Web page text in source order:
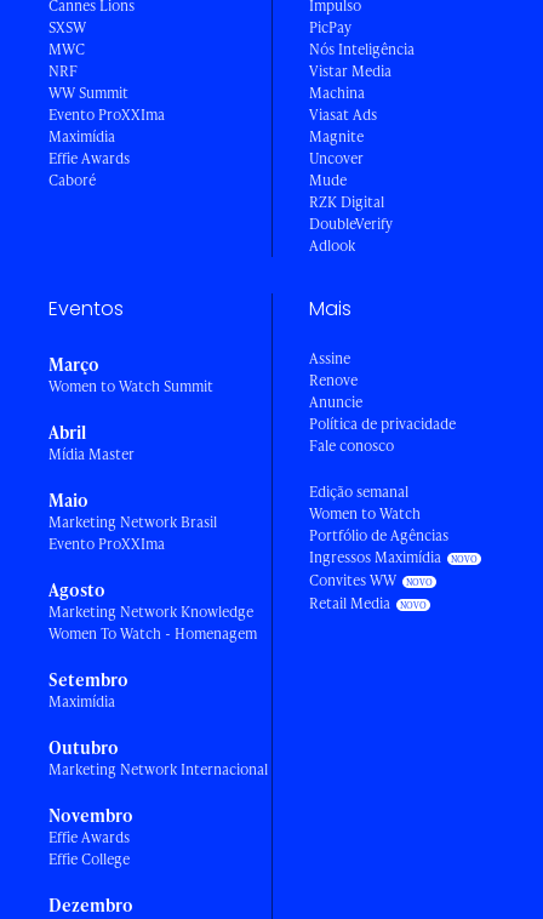
Cannes Lions
SXSW
MWC
NRF
WW Summit
Evento ProXXIma
Maximídia
Effie Awards
Caboré
Impulso
PicPay
Nós Inteligência
Vistar Media
Machina
Viasat Ads
Magnite
Uncover
Mude
RZK Digital
DoubleVerify
Adlook
Eventos
Março
Women to Watch Summit
Abril
Mídia Master
Maio
Marketing Network Brasil
Evento ProXXIma
Agosto
Marketing Network Knowledge
Women To Watch - Homenagem
Setembro
Maximídia
Outubro
Marketing Network Internacional
Novembro
Effie Awards
Effie College
Dezembro
Mais
Assine
Renove
Anuncie
Política de privacidade
Fale conosco
Edição semanal
Women to Watch
Portfólio de Agências
Ingressos Maximídia
Convites WW
Retail Media